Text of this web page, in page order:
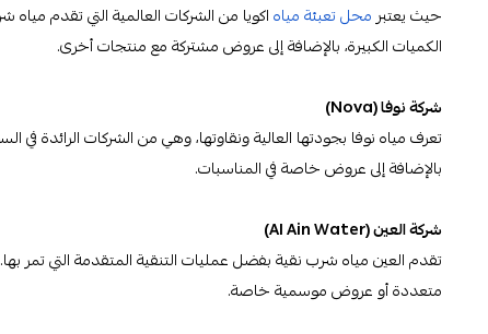
حيث يعتبر محل تعبئة مياهاكويا من الشركات العالمية التي تقدم
الكميات الكبيرة، بالإضافة إلى عروض مشتركة مع منتجات أخرى.
شركة نوفا (Nova)
تعرف مياه نوفا بجودتها العالية ونقاوتها، وهي من الشركات
بالإضافة إلى عروض خاصة في المناسبات.
شركة العين (Al Ain Water)
تقدم العين مياه شرب نقية بفضل عمليات التنقية المتقدمة التي
متعددة أو عروض موسمية خاصة.